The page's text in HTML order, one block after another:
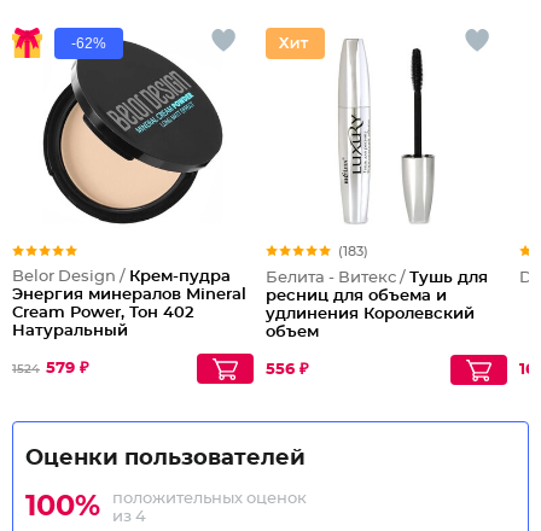
-62%
Belor Design / Крем-пудра
Энергия минералов Mineral
Cream Power, Тон 402
Натуральный
1524 579 ₽
(183)
Белита - Витекс / Тушь для
ресниц для объема и
удлинения Королевский
объем
556 ₽
Оценки пользователей
100%
положительных оценок
из 4